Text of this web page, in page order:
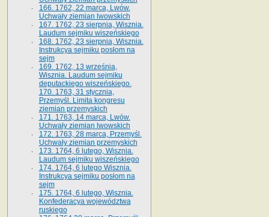
166. 1762, 22 marca, Lwów.
Uchwały ziemian lwowskich
167. 1762, 23 sierpnia, Wisznia.
Laudum sejmiku wiszeńskiego
168. 1762, 23 sierpnia, Wisznia.
Instrukcya sejmiku posłom na
sejm
169. 1762, 13 września,
Wisznia. Laudum sejmiku
deputackiego wiszeńskiego.
170. 1763, 31 stycznia,
Przemyśl. Limita kongresu
ziemian przemyskich
171. 1763, 14 marca, Lwów.
Uchwały ziemian lwowskich
172. 1763, 28 marca, Przemyśl.
Uchwały ziemian przemyskich
173. 1764, 6 lutego, Wisznia.
Laudum sejmiku wiszeńskiego
174. 1764, 6 lutego Wisznia.
Instrukcya sejmiku posłom na
sejm
175. 1764, 6 lutego, Wisznia.
Konfederacya województwa
ruskiego